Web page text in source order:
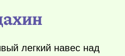
легкий навес над